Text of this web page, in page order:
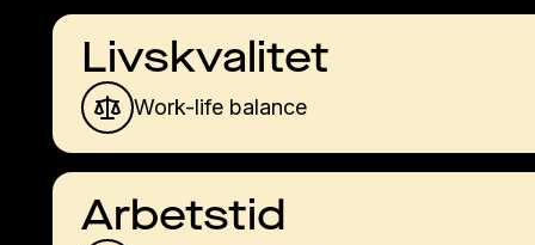
Livskvalitet
Work-life balance
Arbetstid